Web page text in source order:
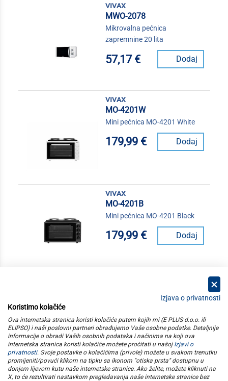
vivax
MWO-2078
Mikrovalna pećnica
zapremnine 20 lita
57,17 € Dodaj
vivax
MO-4201W
Mini pećnica MO-4201 White
179,99 € Dodaj
vivax
MO-4201B
Mini pećnica MO-4201 Black
179,99 € Dodaj
kategorije
elipso
informacije
Izjava o privatnosti
Koristimo kolačiće
Ova internetska stranica koristi kolačiće putem kojih mi (E PLUS d.o.o. ili
ELIPSO) i naši poslovni partneri obrađujemo Vaše osobne podatke. Detaljnije
informacije o obradi Vaših osobnih podataka i načinima na koji ova
internetska stranica koristi kolačiće možete pročitati u našoj Izjavi o
privatnosti. Svoje postavke o kolačićima (privole) možete u svakom trenutku
promijeniti/povući klikom na tipku sa ikonom "otiska prsta" dostupnu u
donjem lijevom kutu naše internetske stranice. Ako želite, možete kliknuti na
X, to će rezultirati nastavkom pregledavanja naše internetske stranice bez